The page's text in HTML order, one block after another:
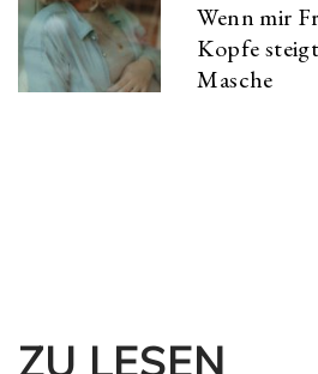
Wenn mir
Kopfe
Masche
ZU LESEN